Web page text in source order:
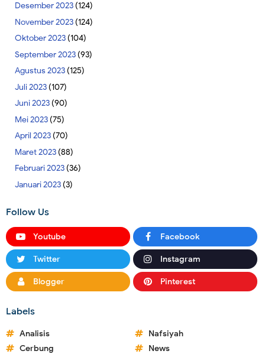
Desember 2023(124)
November 2023(124)
Oktober 2023(104)
September 2023(93)
Agustus 2023(125)
Juli 2023(107)
Juni 2023(90)
Mei 2023(75)
April 2023(70)
Maret 2023(88)
Februari 2023(36)
Januari 2023(3)
Follow Us
Youtube Facebook
Twitter Instagram
Blogger Pinterest
Labels
Analisis
Cerbung
Nafsiyah
News